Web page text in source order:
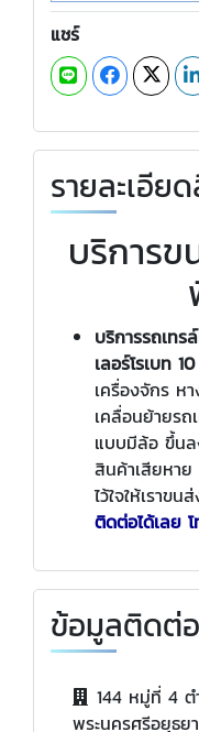
แชร์
รายละเอีย
บริการข
บริการรถเทร
เลอร์โรเบท 10
เครื่องจักร หา
เคลื่อนย้ายรถ
แบบมีล้อ ขึ้นล
สินค้าเสียหา
ไว้ใจให้เราข
ติดต่อได้­เลย โ
ข้อมูลติดต่อ
144 หมู่ที่ 4 ต
พระนครศรีอยุธย